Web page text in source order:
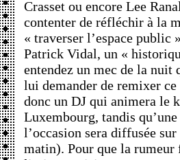
Crasset ou encore Lee
contenter de réfléchir à la
« traverser l’espace public
Patrick Vidal, un «
entendez un mec de la
lui demander de remixer
donc un DJ qui animera le
Luxembourg, tandis
l’occasion sera diffusée
matin). Pour que la rumeur